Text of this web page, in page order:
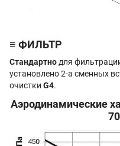
≡ ФИЛЬТР
Стандартно для
установлено 2-а сменных
очистки G4.
Аэродинамические